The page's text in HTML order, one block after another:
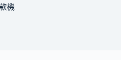
機